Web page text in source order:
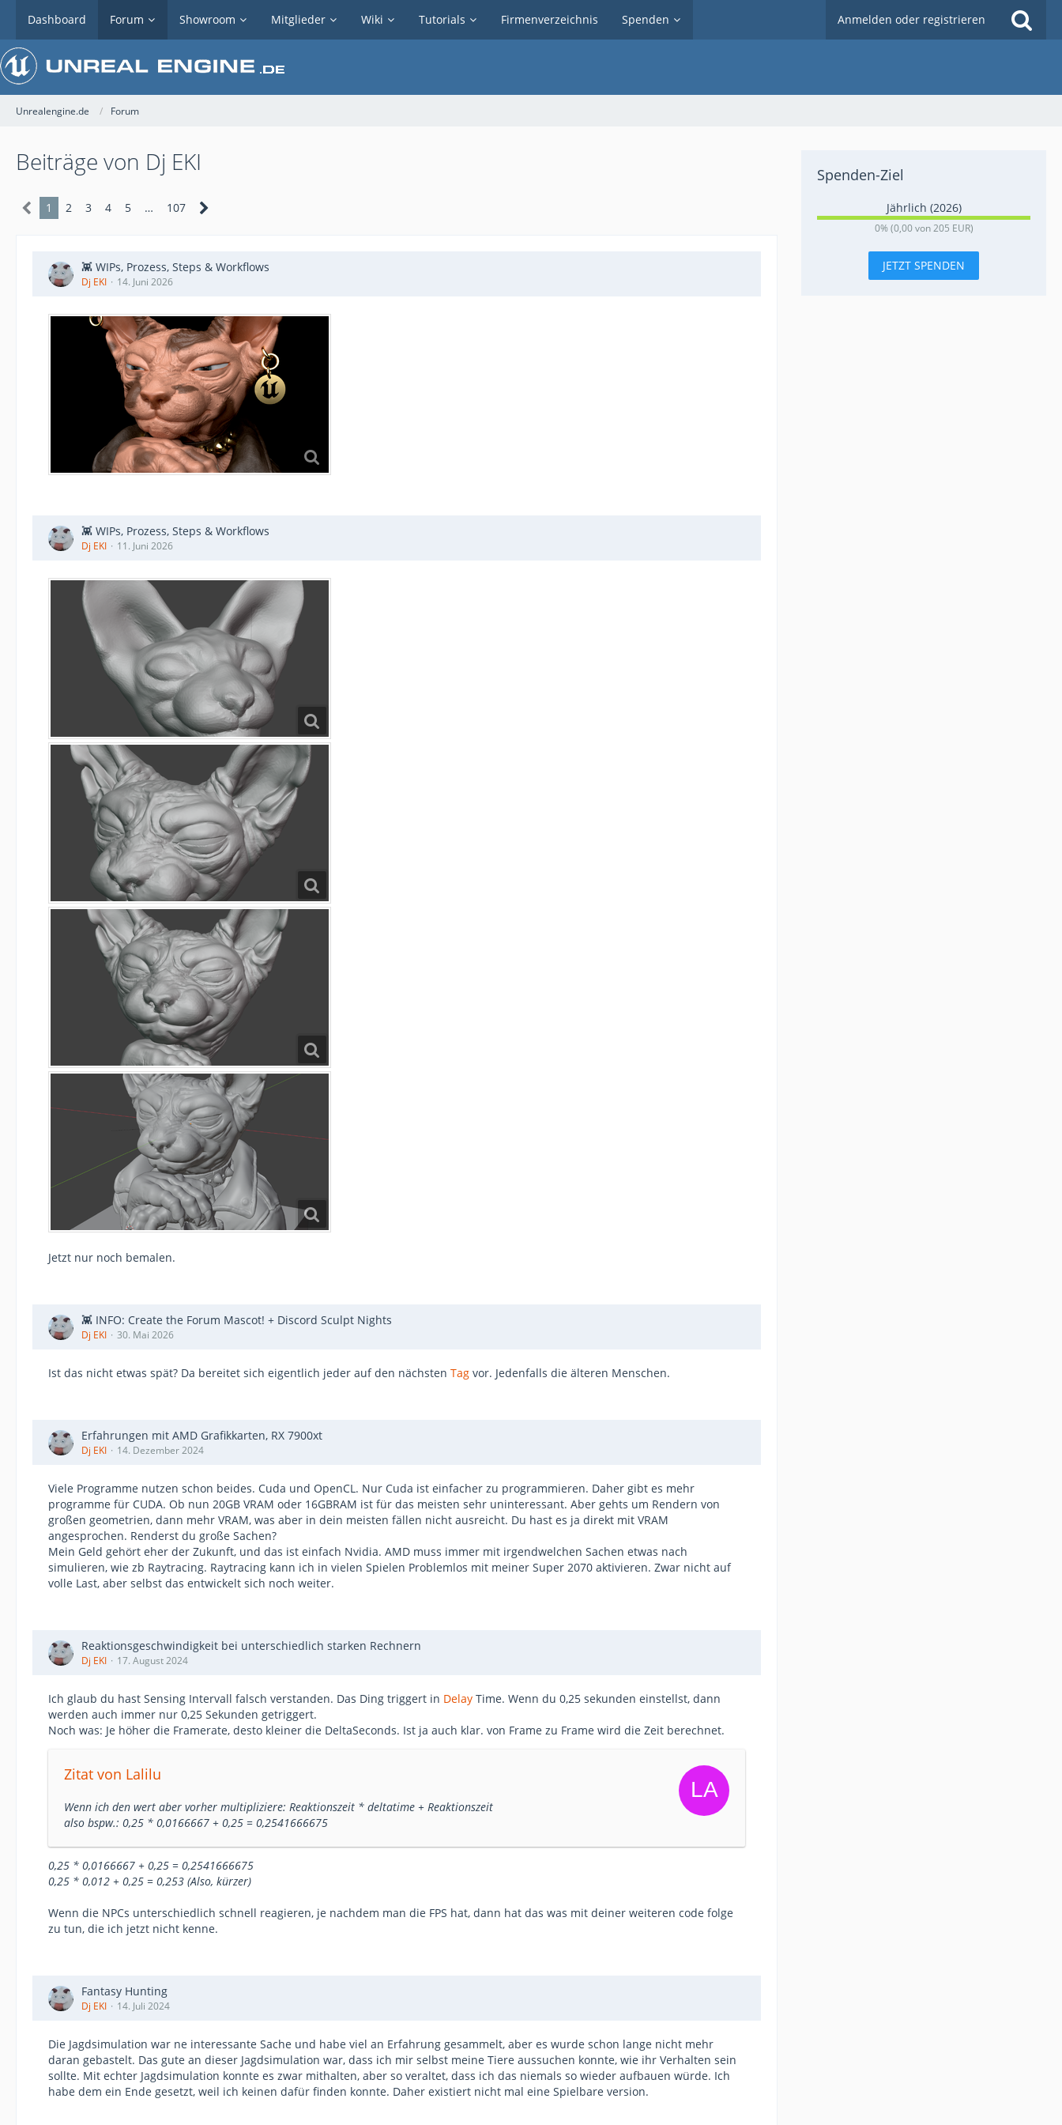
Dashboard Forum Showroom Mitglieder Wiki Tutorials Firmenverzeichnis Spenden Anmelden oder registrieren
Unrealengine.de Forum
Beiträge von Dj EKI
1 2 3 4 5 … 107
👾 WIPs, Prozess, Steps & Workflows
Dj EKI 14. Juni 2026
👾 WIPs, Prozess, Steps & Workflows
Dj EKI 11. Juni 2026
Jetzt nur noch bemalen.
👾 INFO: Create the Forum Mascot! + Discord Sculpt Nights
Dj EKI 30. Mai 2026
Ist das nicht etwas spät? Da bereitet sich eigentlich jeder auf den nächsten Tag vor. Jedenfalls die älteren Menschen.
Erfahrungen mit AMD Grafikkarten, RX 7900xt
Dj EKI 14. Dezember 2024
Viele Programme nutzen schon beides. Cuda und OpenCL. Nur Cuda ist einfacher zu programmieren. Daher gibt es mehr
programme für CUDA. Ob nun 20GB VRAM oder 16GBRAM ist für das meisten sehr uninteressant. Aber gehts um Rendern von
großen geometrien, dann mehr VRAM, was aber in dein meisten fällen nicht ausreicht. Du hast es ja direkt mit VRAM
angesprochen. Renderst du große Sachen?
Mein Geld gehört eher der Zukunft, und das ist einfach Nvidia. AMD muss immer mit irgendwelchen Sachen etwas nach
simulieren, wie zb Raytracing. Raytracing kann ich in vielen Spielen Problemlos mit meiner Super 2070 aktivieren. Zwar nicht auf
volle Last, aber selbst das entwickelt sich noch weiter.
Reaktionsgeschwindigkeit bei unterschiedlich starken Rechnern
Dj EKI 17. August 2024
Ich glaub du hast Sensing Intervall falsch verstanden. Das Ding triggert in Delay Time. Wenn du 0,25 sekunden einstellst, dann
werden auch immer nur 0,25 Sekunden getriggert.
Noch was: Je höher die Framerate, desto kleiner die DeltaSeconds. Ist ja auch klar. von Frame zu Frame wird die Zeit berechnet.
Zitat von Lalilu
Wenn ich den wert aber vorher multipliziere: Reaktionszeit * deltatime + Reaktionszeit
also bspw.: 0,25 * 0,0166667 + 0,25 = 0,2541666675
0,25 * 0,0166667 + 0,25 = 0,2541666675
0,25 * 0,012 + 0,25 = 0,253 (Also, kürzer)
Wenn die NPCs unterschiedlich schnell reagieren, je nachdem man die FPS hat, dann hat das was mit deiner weiteren code folge
zu tun, die ich jetzt nicht kenne.
Fantasy Hunting
Dj EKI 14. Juli 2024
Die Jagdsimulation war ne interessante Sache und habe viel an Erfahrung gesammelt, aber es wurde schon lange nicht mehr
daran gebastelt. Das gute an dieser Jagdsimulation war, dass ich mir selbst meine Tiere aussuchen konnte, wie ihr Verhalten sein
sollte. Mit echter Jagdsimulation konnte es zwar mithalten, aber so veraltet, dass ich das niemals so wieder aufbauen würde. Ich
habe dem ein Ende gesetzt, weil ich keinen dafür finden konnte. Daher existiert nicht mal eine Spielbare version.
Spenden-Ziel
Jährlich (2026)
0
0% (0,00 von 205 EUR)
JETZT SPENDEN